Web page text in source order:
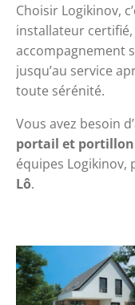
Choisir Logikinov,
installateur
accompagnement
jusqu’au service
toute sérénité.
Vous avez besoin
portail et portillon
équipes Logikinov,
Lô.